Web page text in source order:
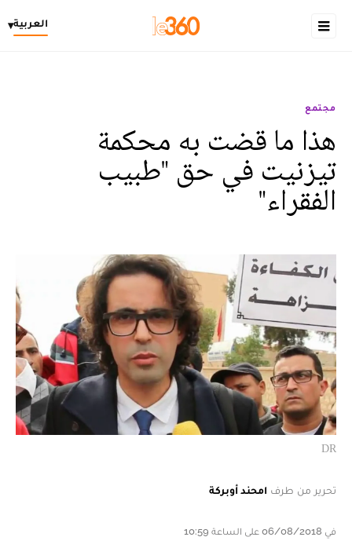
العربية▾
مجتمع
هذا ما قضت به محكمة
تيزنيت في حق "طبيب
الفقراء"
DR
تحرير من طرف امحند أوبركة
في 06/08/2018 على الساعة 10:59